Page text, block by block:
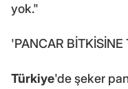
yok."
'PANCAR BİTKİSİNE
Türkiye'de şeker